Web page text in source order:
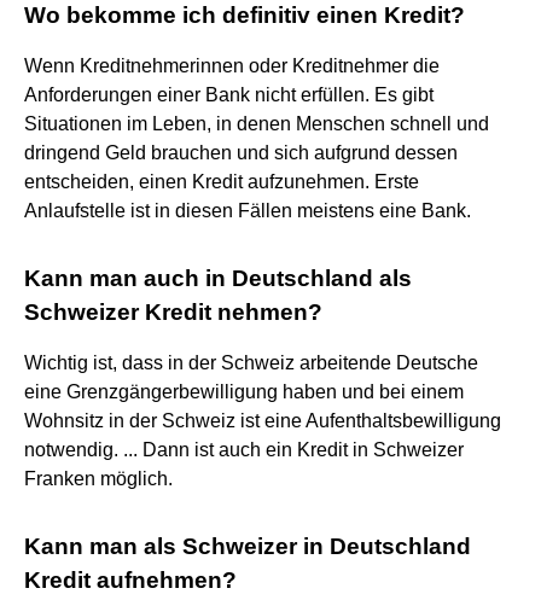
Wo bekomme ich definitiv einen Kredit?
Wenn Kreditnehmerinnen oder Kreditnehmer die
Anforderungen einer Bank nicht erfüllen. Es gibt
Situationen im Leben, in denen Menschen schnell und
dringend Geld brauchen und sich aufgrund dessen
entscheiden, einen Kredit aufzunehmen. Erste
Anlaufstelle ist in diesen Fällen meistens eine Bank.
Kann man auch in Deutschland als
Schweizer Kredit nehmen?
Wichtig ist, dass in der Schweiz arbeitende Deutsche
eine Grenzgängerbewilligung haben und bei einem
Wohnsitz in der Schweiz ist eine Aufenthaltsbewilligung
notwendig. ... Dann ist auch ein Kredit in Schweizer
Franken möglich.
Kann man als Schweizer in Deutschland
Kredit aufnehmen?